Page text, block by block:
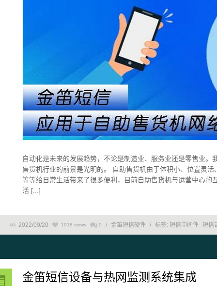
自动化是未来的发展趋势，不论是制造业、服务业还是零售业
售货机行业的前景是光明的。 自助售货机由于体积小、位置灵
等等给日常生活带来了很多便利，目前自助售货机与运营中心
活 [...]
2022/09/20 1918 views 0 / 金笛短信硬件 / 标签: 短信中间件 短信
金笛短信设备与热网监测系统集成